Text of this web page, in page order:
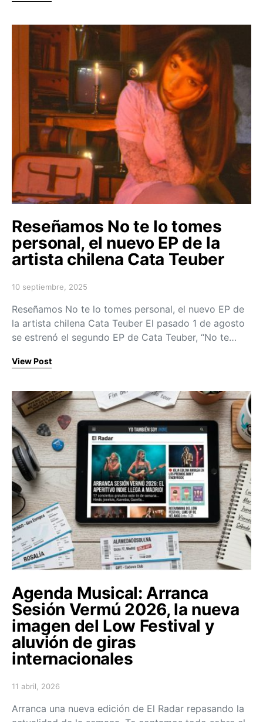
Reseñamos No te lo tomes
personal, el nuevo EP de la
artista chilena Cata Teuber
Posted on
10 septiembre, 2025
Reseñamos No te lo tomes personal, el nuevo EP de
la artista chilena Cata Teuber El pasado 1 de agosto
se estrenó el segundo EP de Cata Teuber, “No te…
View Post
Agenda Musical: Arranca
Sesión Vermú 2026, la nueva
imagen del Low Festival y
aluvión de giras
internacionales
Posted on
11 abril, 2026
Arranca una nueva edición de El Radar repasando la